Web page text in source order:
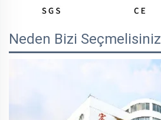
Neden Bizi Seçmelisiniz